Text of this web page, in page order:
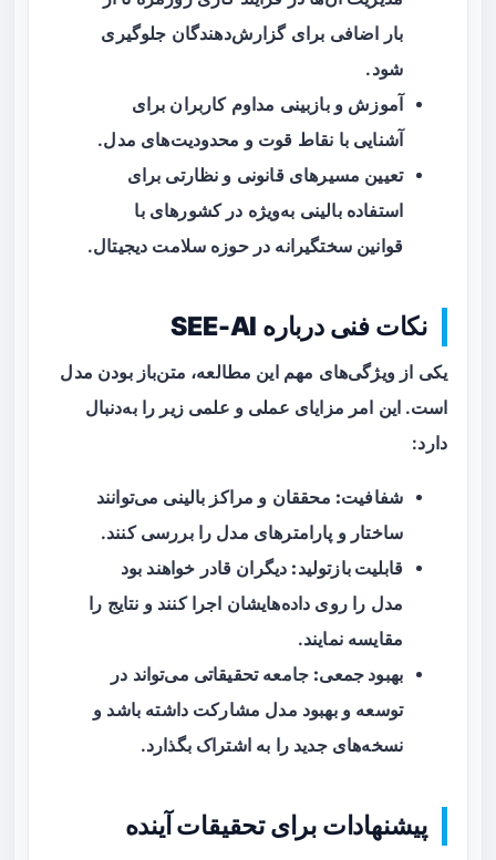
بار اضافی برای گزارش‌دهندگان جلوگیری
شود.
آموزش و بازبینی مداوم کاربران برای
آشنایی با نقاط قوت و محدودیت‌های مدل.
تعیین مسیرهای قانونی و نظارتی برای
استفاده بالینی به‌ویژه در کشورهای با
قوانین سختگیرانه در حوزه سلامت دیجیتال.
نکات فنی درباره SEE-AI
یکی از ویژگی‌های مهم این مطالعه، متن‌باز بودن مدل
است. این امر مزایای عملی و علمی زیر را به‌دنبال
دارد:
شفافیت: محققان و مراکز بالینی می‌توانند
ساختار و پارامترهای مدل را بررسی کنند.
قابلیت بازتولید: دیگران قادر خواهند بود
مدل را روی داده‌هایشان اجرا کنند و نتایج را
مقایسه نمایند.
بهبود جمعی: جامعه تحقیقاتی می‌تواند در
توسعه و بهبود مدل مشارکت داشته باشد و
نسخه‌های جدید را به اشتراک بگذارد.
پیشنهادات برای تحقیقات آینده